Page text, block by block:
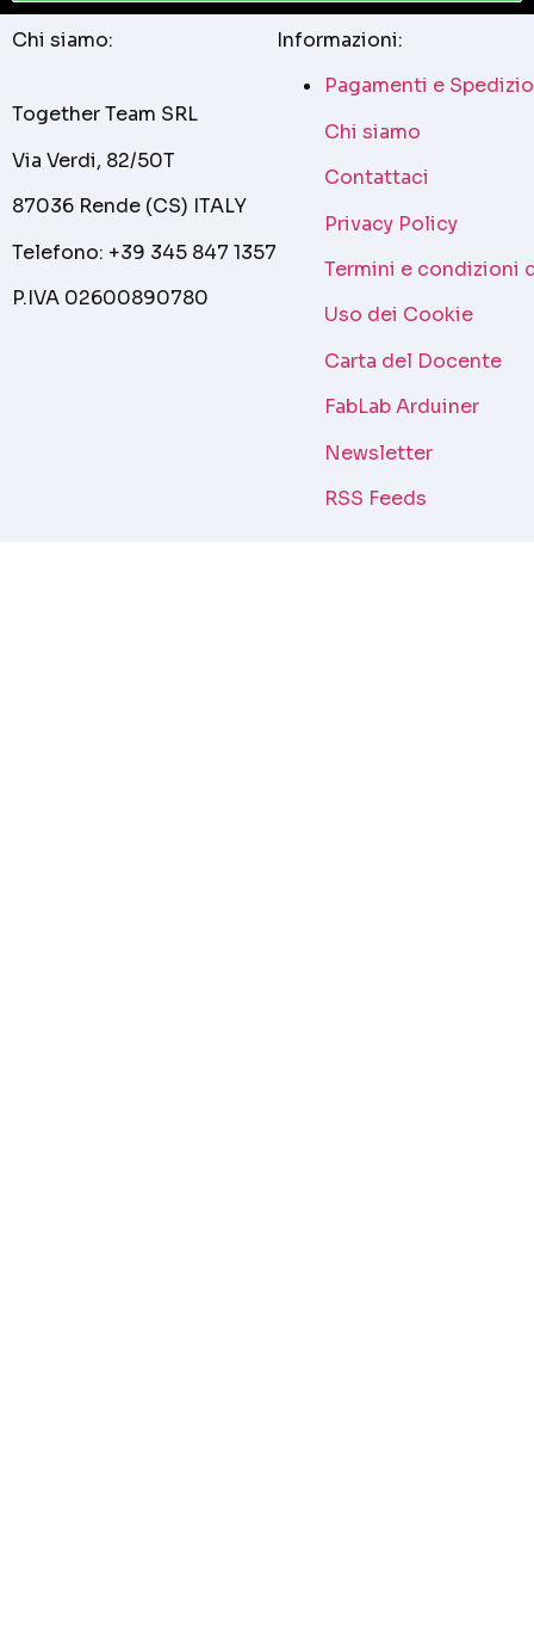
Chi siamo:
Together Team SRL
Via Verdi, 82/50T
87036 Rende (CS) ITALY
Telefono: +39 345 847 1357
P.IVA 02600890780
Informazioni:
Pagamenti e
Chi siamo
Contattaci
Privacy Policy
Termini e condizioni
Uso dei Cookie
Carta del Docente
FabLab Arduiner
Newsletter
RSS Feeds